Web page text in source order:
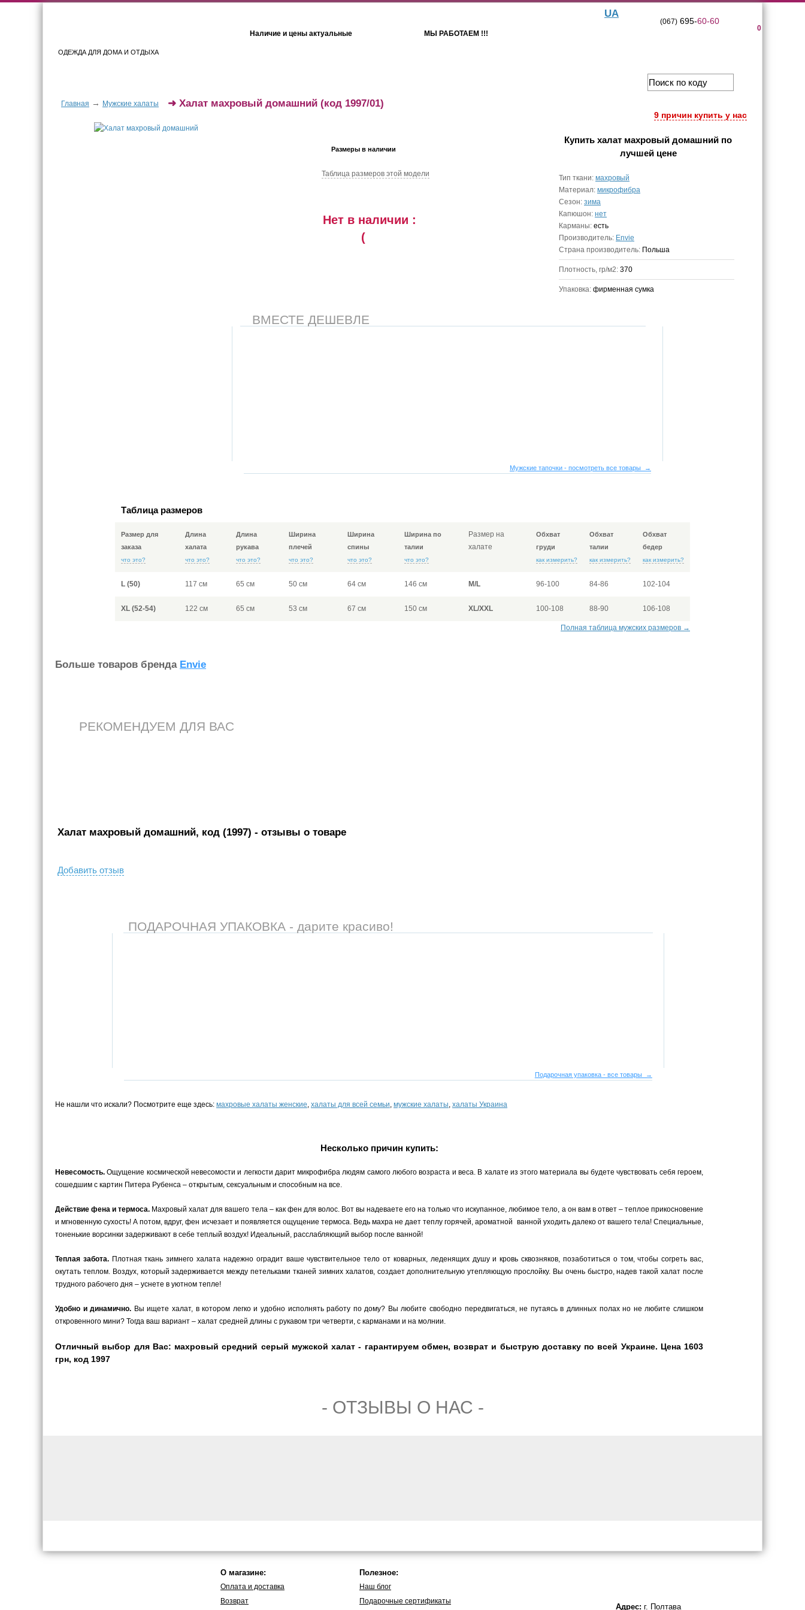
ОДЕЖДА ДЛЯ ДОМА И ОТДЫХА
Наличие и цены актуальные МЫ РАБОТАЕМ !!!
UA
0
(067)695-60-60
Главная → Мужские халаты
9 причин купить у нас
➜ Халат махровый домашний (код 1997/01)
Размеры в наличии
Таблица размеров этой модели
Нет в наличии :
(
Купить халат махровый домашний по
лучшей цене
Тип ткани: махровый
Материал: микрофибра
Сезон: зима
Капюшон: нет
Карманы: есть
Производитель: Envie
Страна производитель: Польша
Плотность, гр/м2: 370
Упаковка: фирменная сумка
ВМЕСТЕ ДЕШЕВЛЕ
Мужские тапочки - посмотреть все товары →
Таблица размеров
Размер для
заказа
что это?
Длина
халата
что это?
Длина
рукава
что это?
Ширина
плечей
что это?
Ширина
спины
что это?
Ширина по
талии
что это?
Размер на
халате
Обхват
груди
как измерить?
Обхват
талии
как измерить?
Обхват
бедер
как измерить?
L (50) 117 см 65 см 50 см 64 см 146 см M/L 96-100 84-86 102-104
XL (52-54) 122 см 65 см 53 см 67 см 150 см XL/XXL 100-108 88-90 106-108
Полная таблица мужских размеров →
Больше товаров бренда Envie
РЕКОМЕНДУЕМ ДЛЯ ВАС
Халат махровый домашний, код (1997) - отзывы о товаре
Добавить отзыв
ПОДАРОЧНАЯ УПАКОВКА - дарите красиво!
Подарочная упаковка - все товары →
Не нашли что искали? Посмотрите еще здесь: махровые халаты женские, халаты для всей семьи, мужские халаты, халаты Украина
Несколько причин купить:
Невесомость. Ощущение космической невесомости и легкости дарит микрофибра людям самого любого возраста и веса. В халате из этого материала вы будете чувствовать себя героем,
сошедшим с картин Питера Рубенса – открытым, сексуальным и способным на все.
Действие фена и термоса. Махровый халат для вашего тела – как фен для волос. Вот вы надеваете его на только что искупанное, любимое тело, а он вам в ответ – теплое прикосновение
и мгновенную сухость! А потом, вдруг, фен исчезает и появляется ощущение термоса. Ведь махра не дает теплу горячей, ароматной ванной уходить далеко от вашего тела! Специальные,
тоненькие ворсинки задерживают в себе теплый воздух! Идеальный, расслабляющий выбор после ванной!
Теплая забота.Плотная ткань зимнего халата надежно оградит ваше чувствительное тело от коварных, леденящих душу и кровь сквозняков, позаботиться о том, чтобы согреть вас,
окутать теплом. Воздух, который задерживается между петельками тканей зимних халатов, создает дополнительную утепляющую прослойку. Вы очень быстро, надев такой халат после
трудного рабочего дня – уснете в уютном тепле!
Удобно и динамично. Вы ищете халат, в котором легко и удобно исполнять работу по дому? Вы любите свободно передвигаться, не путаясь в длинных полах но не любите слишком
откровенного мини? Тогда ваш вариант – халат средней длины с рукавом три четверти, с карманами и на молнии.
Отличный выбор для Вас: махровый средний серый мужской халат - гарантируем обмен, возврат и быструю доставку по всей Украине. Цена 1603
грн, код 1997
- ОТЗЫВЫ О НАС -
О магазине:
Оплата и доставка
Возврат
Полезное:
Наш блог
Подарочные сертификаты
Адрес: г. Полтава